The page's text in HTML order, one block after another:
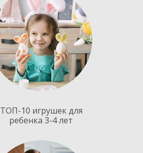
ТОП-10 игрушек для
ребенка 3-4 лет